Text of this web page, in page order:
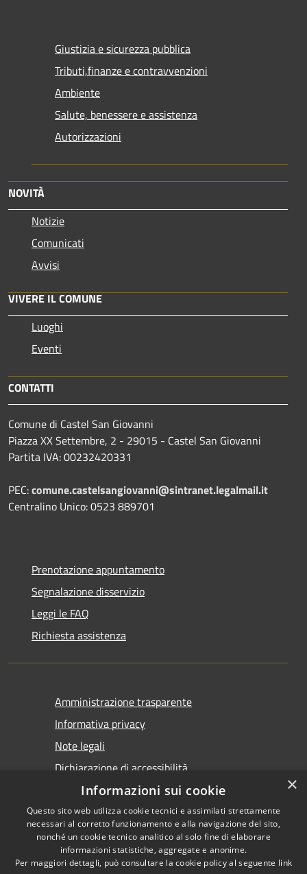
Giustizia e sicurezza pubblica
Tributi,finanze e contravvenzioni
Ambiente
Salute, benessere e assistenza
Autorizzazioni
NOVITÀ
Notizie
Comunicati
Avvisi
VIVERE IL COMUNE
Luoghi
Eventi
CONTATTI
Comune di Castel San Giovanni
Piazza XX Settembre, 2 - 29015 - Castel San Giovanni
Partita IVA: 00232420331
PEC:comune.castelsangiovanni@sintranet.legalmail.it
Centralino Unico: 0523 889701
Prenotazione appuntamento
Segnalazione disservizio
Leggi le FAQ
Richiesta assistenza
Amministrazione trasparente
Informativa privacy
Note legali
Dichiarazione di accessibilità
Accessibilità
Copyright © 2026 • Comune di
Castel San Giovanni • Powered
×
Informazioni sui cookie
Questo sito web utilizza cookie tecnici e assimilati strettamente
necessari al corretto funzionamento e alla navigazione del sito,
nonché un cookie tecnico analitico al solo fine di elaborare
informazioni statistiche, aggregate e anonime.
Per maggiori dettagli, può consultare la cookie policy al seguente link